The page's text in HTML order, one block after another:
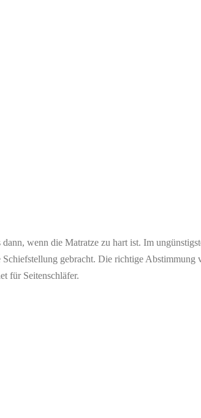
wenn die Matratze zu hart ist. Im
gebracht. Die richtige Abstimmung
für Seitenschläfer.